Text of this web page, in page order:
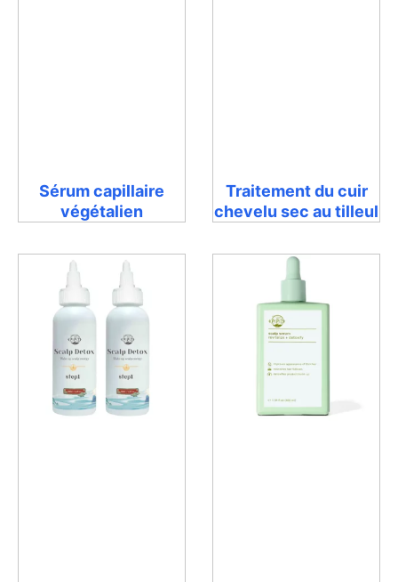
Sérum capillaire
végétalien
Traitement du cuir
chevelu sec au tilleul